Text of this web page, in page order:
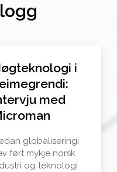
i
med
globaliseringi
ført mykje norsk
og teknologi